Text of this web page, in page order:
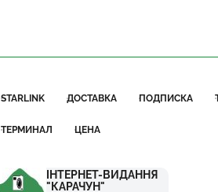
STARLINK ДОСТАВКА ПОДПИСКА
ТЕРМИНАЛ ЦЕНА
ІНТЕРНЕТ-ВИДАННЯ
"КАРАЧУН"